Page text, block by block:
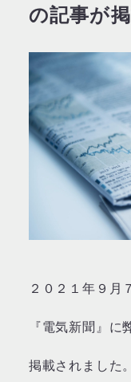
の記事が
２０２１年９月
『電気新聞』
掲載されました。